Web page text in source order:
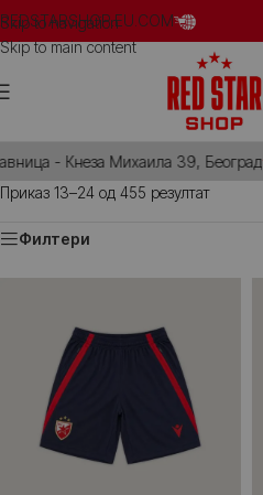
Skip to navigation
Skip to main content
REDSTARSHOP.EU.COM
- Кнеза Михаила 39, Београд
Приказ 13–24 од 455 резултат
Филтери